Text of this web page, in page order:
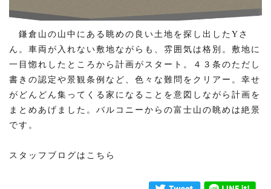
鎌倉山の山中にある眺めの良い土地を探し出したYさ
ん。車両が入れない敷地ながらも、雰囲気は格別。敷地に
一目惚れしたところから計画がスタート。４３条のただし
書きの認定や景観条例など、色々な難問をクリアー。幸せ
がどんどん集ってくる家になることを意図しながら計画を
まとめあげました。バルコニーからの富士山の眺めは絶景
です。
スタッフブログはこちら